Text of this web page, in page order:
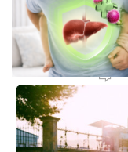
Jalan Kaki
0